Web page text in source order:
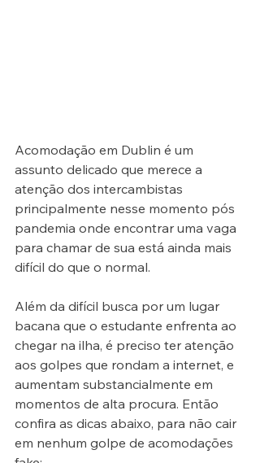
Acomodação em Dublin é um
assunto delicado que merece a
atenção dos intercambistas
principalmente nesse momento pós
pandemia onde encontrar uma vaga
para chamar de sua está ainda mais
difícil do que o normal.
Além da difícil busca por um lugar
bacana que o estudante enfrenta ao
chegar na ilha, é preciso ter atenção
aos golpes que rondam a internet, e
aumentam substancialmente em
momentos de alta procura. Então
confira as dicas abaixo, para não cair
em nenhum golpe de acomodações